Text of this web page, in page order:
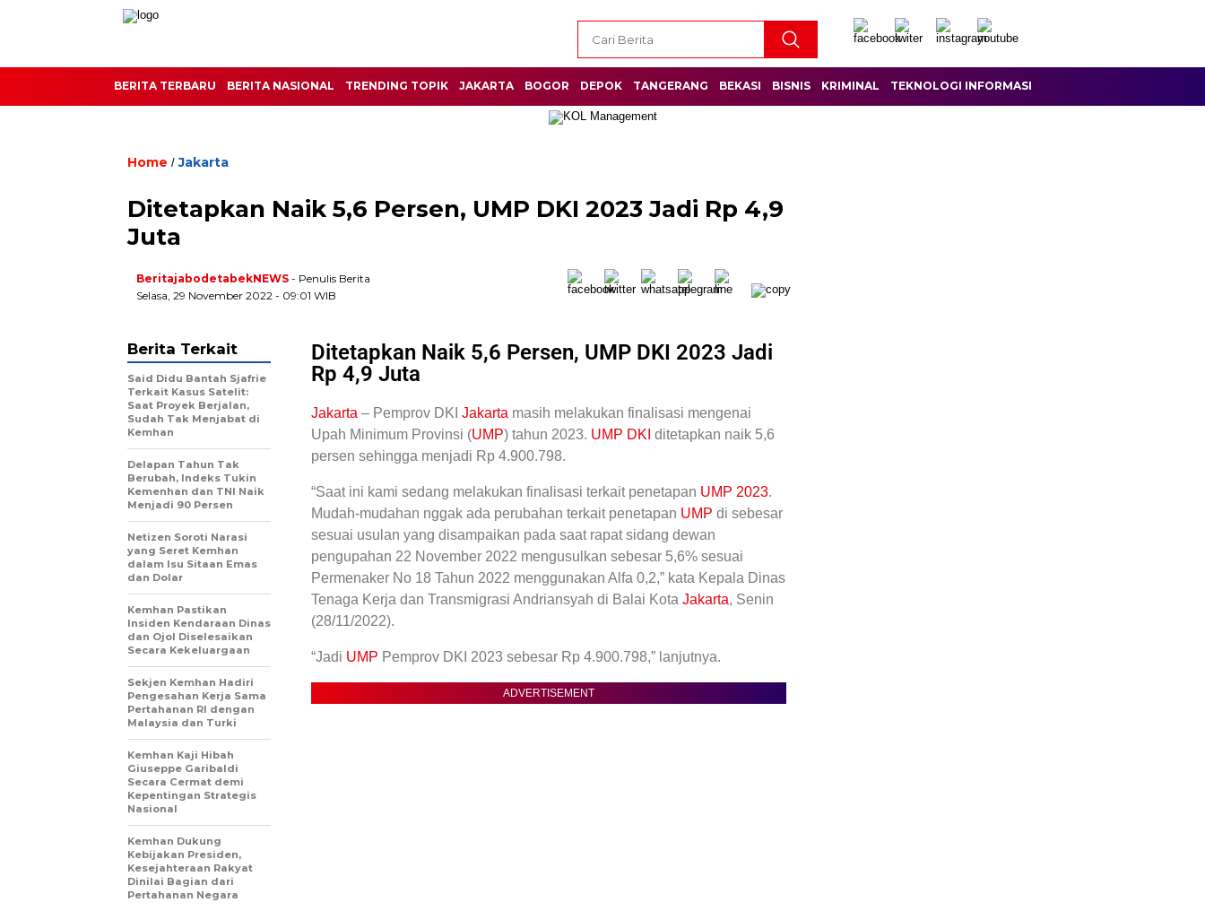
BERITA TERBARU BERITA NASIONAL TRENDING TOPIK JAKARTA BOGOR DEPOK TANGERANG BEKASI BISNIS KRIMINAL TEKNOLOGI INFORMASI
Home /Jakarta
Ditetapkan Naik 5,6 Persen, UMP DKI 2023 Jadi Rp 4,9
Juta
BeritajabodetabekNEWS - Penulis Berita
Selasa, 29 November 2022 - 09:01 WIB
Ditetapkan Naik 5,6 Persen, UMP DKI 2023 Jadi
Rp 4,9 Juta
Jakarta – Pemprov DKI Jakarta masih melakukan finalisasi mengenai
Upah Minimum Provinsi (UMP) tahun 2023. UMP DKI ditetapkan naik 5,6
persen sehingga menjadi Rp 4.900.798.
“Saat ini kami sedang melakukan finalisasi terkait penetapan UMP 2023.
Mudah-mudahan nggak ada perubahan terkait penetapan UMP di sebesar
sesuai usulan yang disampaikan pada saat rapat sidang dewan
pengupahan 22 November 2022 mengusulkan sebesar 5,6% sesuai
Permenaker No 18 Tahun 2022 menggunakan Alfa 0,2,” kata Kepala Dinas
Tenaga Kerja dan Transmigrasi Andriansyah di Balai Kota Jakarta, Senin
(28/11/2022).
“Jadi UMP Pemprov DKI 2023 sebesar Rp 4.900.798,” lanjutnya.
ADVERTISEMENT
Berita Terkait
Said Didu Bantah Sjafrie
Terkait Kasus Satelit:
Saat Proyek Berjalan,
Sudah Tak Menjabat di
Kemhan
Delapan Tahun Tak
Berubah, Indeks Tukin
Kemenhan dan TNI Naik
Menjadi 90 Persen
Netizen Soroti Narasi
yang Seret Kemhan
dalam Isu Sitaan Emas
dan Dolar
Kemhan Pastikan
Insiden Kendaraan Dinas
dan Ojol Diselesaikan
Secara Kekeluargaan
Sekjen Kemhan Hadiri
Pengesahan Kerja Sama
Pertahanan RI dengan
Malaysia dan Turki
Kemhan Kaji Hibah
Giuseppe Garibaldi
Secara Cermat demi
Kepentingan Strategis
Nasional
Kemhan Dukung
Kebijakan Presiden,
Kesejahteraan Rakyat
Dinilai Bagian dari
Pertahanan Negara